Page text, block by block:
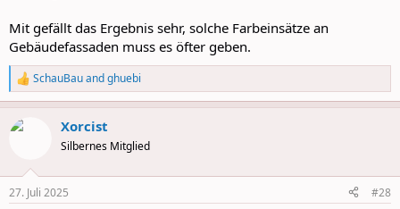
Mit gefällt das Ergebnis sehr, solche Farbeinsätze an
Gebäudefassaden muss es öfter geben.
R
e
a
c
s
SchauBauandghuebi
Xorcist
Silbernes Mitglied
27. Juli 2025 #28